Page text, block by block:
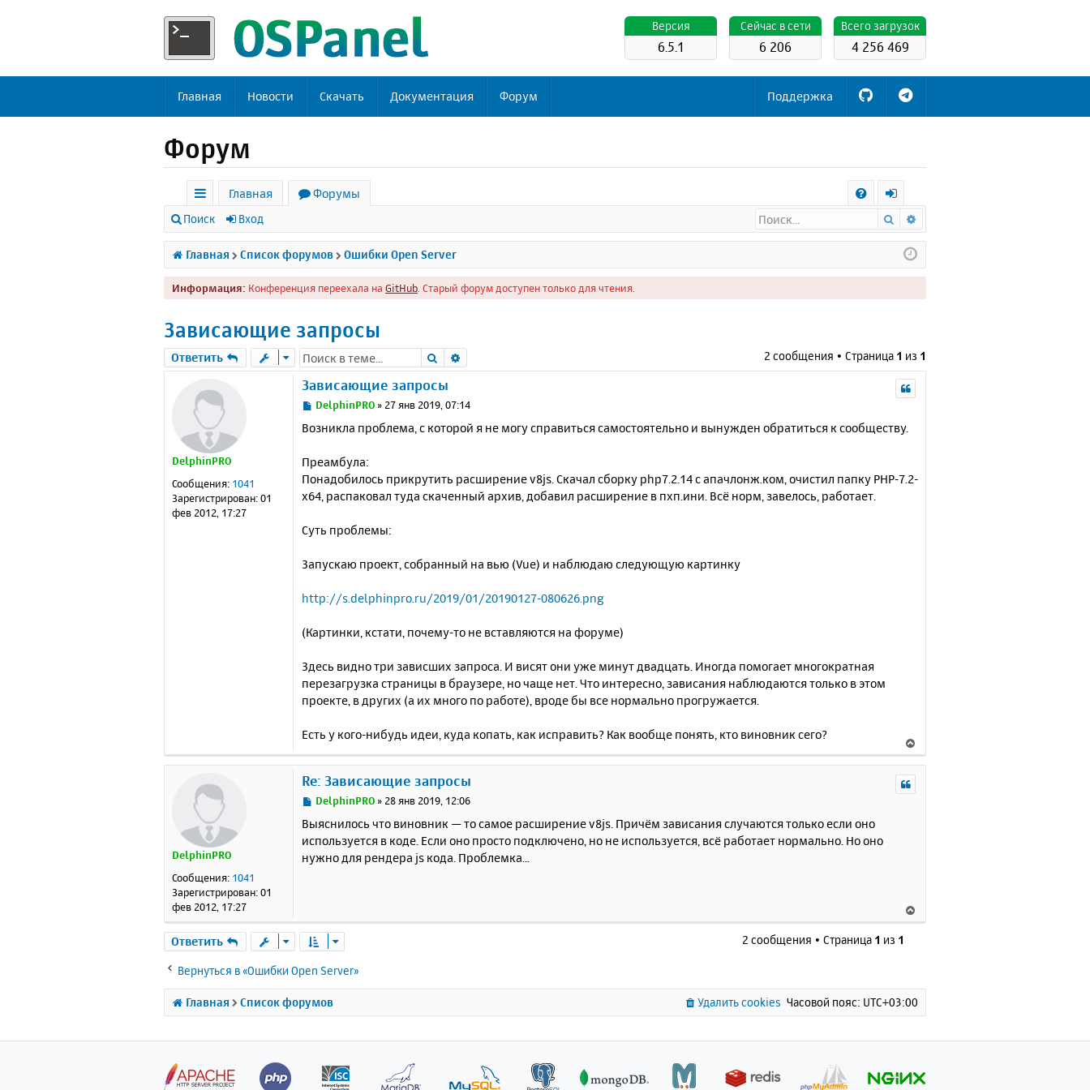
Всего загрузок
4 256 469
Cейчас в сети
6 206
Версия
6.5.1
Главная Новости Скачать Документация Форум Поддержка
Форум
с
ы
л
к
Главная
Форумы
Q
х
о
д
Поиск Вход Поиск
Главная Список форумов Ошибки Open Server
Информация: Конференция переехала на GitHub . Старый форум доступен только для чтения.
Зависающие запросы
Ответить Поиск 2 сообщения • Страница 1 из 1
DelphinPRO
Сообщения: 1041
Зарегистрирован:01
фев 2012, 17:27
Зависающие запросы
С
о
щ
е
н
DelphinPRO » 27 янв 2019, 07:14
Возникла проблема, с которой я не могу справиться самостоятельно и вынужден обратиться к сообществу.
Преамбула:
Понадобилось прикрутить расширение v8js. Скачал сборку php7.2.14 с апачлонж.ком, очистил папку PHP-7.2-
x64, распаковал туда скаченный архив, добавил расширение в пхп.ини. Всё норм, завелось, работает.
Суть проблемы:
Запускаю проект, собранный на вью (Vue) и наблюдаю следующую картинку
http://s.delphinpro.ru/2019/01/20190127-080626.png
(Картинки, кстати, почему-то не вставляются на форуме)
Здесь видно три зависших запроса. И висят они уже минут двадцать. Иногда помогает многократная
перезагрузка страницы в браузере, но чаще нет. Что интересно, зависания наблюдаются только в этом
проекте, в других (а их много по работе), вроде бы все нормально прогружается.
Есть у кого-нибудь идеи, куда копать, как исправить? Как вообще понять, кто виновник сего?
е
ч
DelphinPRO
Сообщения: 1041
Зарегистрирован:01
фев 2012, 17:27
Re: Зависающие запросы
С
о
б
щ
DelphinPRO » 28 янв 2019, 12:06
Выяснилось что виновник — то самое расширение v8js. Причём зависания случаются только если оно
используется в коде. Если оно просто подключено, но не используется, всё работает нормально. Но оно
нужно для рендера js кода. Проблемка...
е
т
с
а
Ответить 2 сообщения • Страница 1 из 1
Вернуться в «Ошибки Open Server»
Главная Список форумов Часовой пояс: UTC+03:00
Удалить cookies